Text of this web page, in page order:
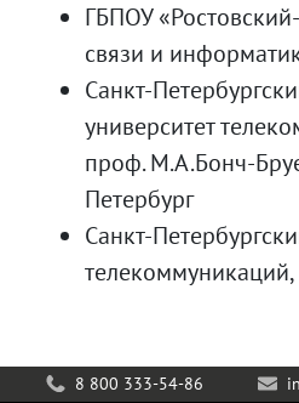
ГБПОУ
связи и
Санкт-
университет
проф. М.А.Бонч-
Петербург
Санкт-
телекоммуникаций,
8 800 333-54-86